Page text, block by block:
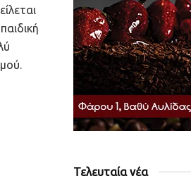
Τελευταία νέα